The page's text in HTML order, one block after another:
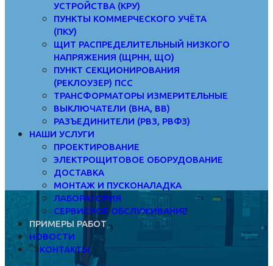
УСТРОЙСТВА (КРУ)
ПУНКТЫ КОММЕРЧЕСКОГО УЧЁТА
(ПКУ)
ЩИТ РАСПРЕДЕЛИТЕЛЬНЫЙ НИЗКОГО
НАПРЯЖЕНИЯ (ЩРНН, ЩО)
ПУНКТ СЕКЦИОНИРОВАНИЯ
(РЕКЛОУЗЕР) ПСС
ТРАНСФОРМАТОРЫ ИЗМЕРИТЕЛЬНЫЕ
ВЫКЛЮЧАТЕЛИ (ВНА, ВВ)
РАЗЪЕДИНИТЕЛИ (РВЗ, РВФЗ)
НАШИ УСЛУГИ
ПРОЕКТИРОВАНИЕ
ЭЛЕКТРОЩИТОВОЕ ОБОРУДОВАНИЕ
ДОСТАВКА
МОНТАЖ И ПУСКОНАЛАДКА
ЛАБОРАТОРИЯ
СЕРВИСНОЕ ОБСЛУЖИВАНИЕ
ПРИМЕРЫ РАБОТ
НОВОСТИ
">КОНТАКТЫ